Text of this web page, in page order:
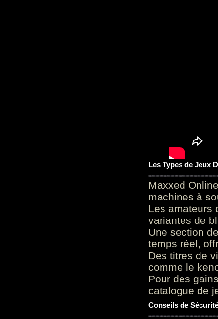
Les Types de Jeux
Maxxed
machines à
Les amateurs
variantes de
Une section
temps réel,
Des titres de
comme le
Pour des
catalogue de
Conseils de